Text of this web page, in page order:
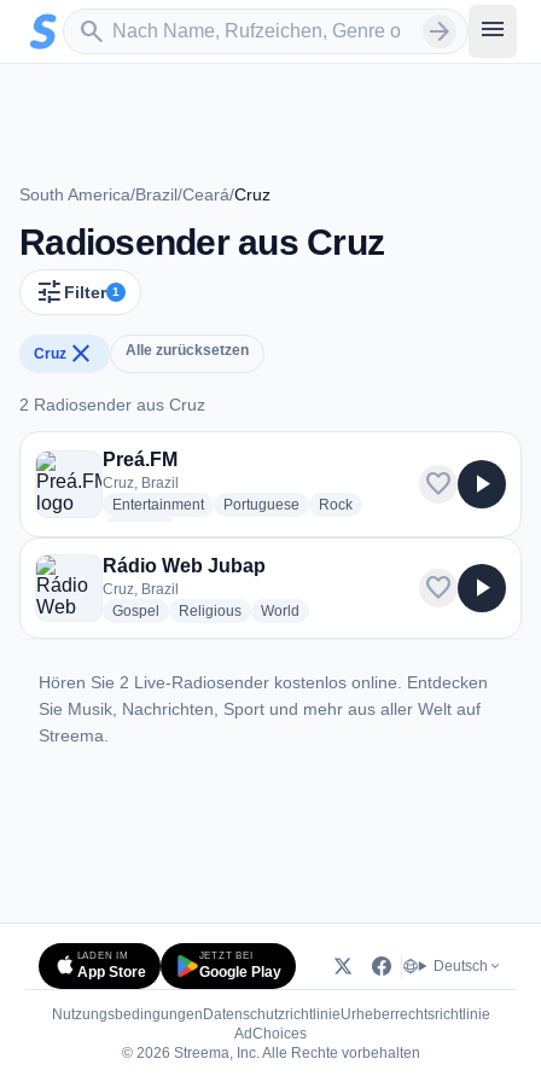
Zum Hauptinhalt springen
search
Sender suchen arrow_forward menu
South America/Brazil/Ceará/Cruz
Radiosender aus Cruz
tune Filter 1
Cruz close Alle zurücksetzen
2 Radiosender aus Cruz
2 Radiosender aus Cruz
Preá.FM
Cruz, Brazil
Entertainmentradio stations
Portuguese radio stations
Rockradio stations
favorite play_arrow
Rádio Web Jubap
Cruz, Brazil
Gospel
radio stations
Religiousradio stations
World
favorite play_arrow
Hören Sie 2 Live-Radiosender kostenlos online. Entdecken
Sie Musik, Nachrichten, Sport und mehr aus aller Welt auf
Streema.
LADEN IM
App Store
JETZT BEI
Google Play Deutsch
Nutzungsbedingungen DatenschutzrichtlinieUrheberrechtsrichtlinie
AdChoices(öffnet in neuem Tab)
© 2026 Streema, Inc. Alle Rechte vorbehalten